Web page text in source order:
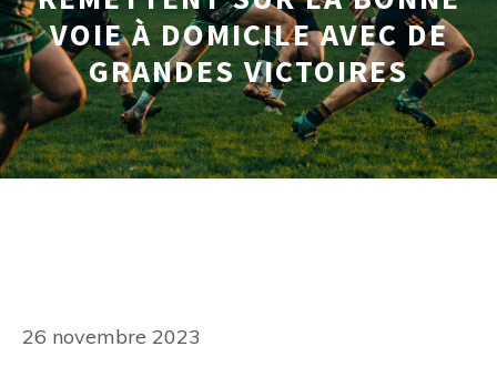
VOIE À DOMICILE AVEC DE
GRANDES VICTOIRES
26 novembre 2023